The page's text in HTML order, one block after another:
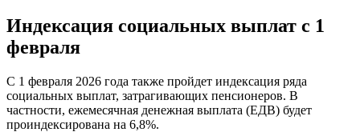
Индексация социальных выплат с 1
февраля
С 1 февраля 2026 года также пройдет индексация ряда
социальных выплат, затрагивающих пенсионеров. В
частности, ежемесячная денежная выплата (ЕДВ) будет
проиндексирована на 6,8%.